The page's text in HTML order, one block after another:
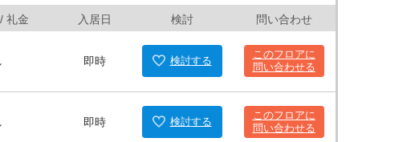
取引も手軽に済ませることができ、業務の効率も向上します。 室
清潔感のあるデザインで、エントランスホールや共用部も落ち着
分割区画もあるため、企業の規模や用途に合わせた柔軟なオフィ
村御堂筋ビルは、ビジネ
ペースとしておすすめです。詳細については、お気軽にお問い合
礼金 入居日 検討 問い合わせ
即時 検討する
このフロアに
問い合わせる
即時 検討する
このフロアに
問い合わせる